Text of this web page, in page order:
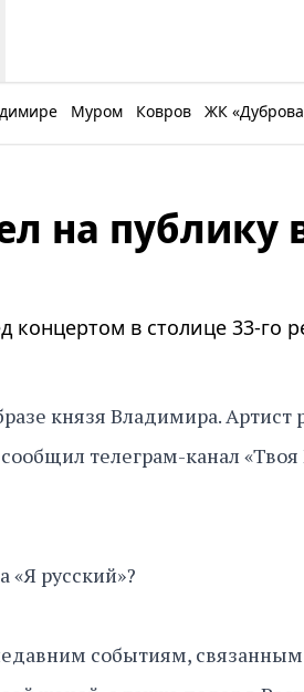
Муром Ковров ЖК
на публику
в столице 33-го
князя Владимира. Артист
телеграм-канал
русский»?
событиям,